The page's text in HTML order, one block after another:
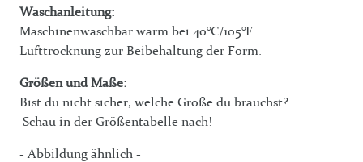
Waschanleitung:
Maschinenwaschbar warm bei 40°C/105°F.
Lufttrocknung zur Beibehaltung der Form.
Größen und Maße:
Bist du nicht sicher, welche Größe du brauchst?
Schau in der Größentabelle nach!
- Abbildung ähnlich -